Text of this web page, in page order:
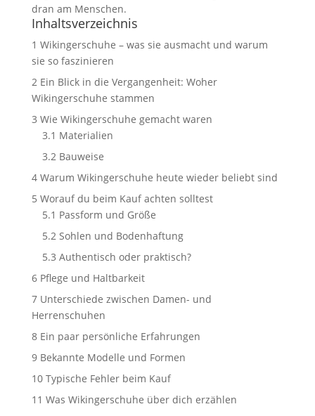
dran am Menschen.
Inhaltsverzeichnis
1 Wikingerschuhe – was sie ausmacht und warum
sie so faszinieren
2Ein Blick in die Vergangenheit: Woher
Wikingerschuhe stammen
3 Wie Wikingerschuhe gemacht waren
3.1 Materialien
3.2Bauweise
4Warum Wikingerschuhe heute wieder beliebt sind
5 Worauf du beim Kauf achten solltest
5.1 Passform und Größe
5.2Sohlen und Bodenhaftung
5.3 Authentisch oder praktisch?
6Pflege und Haltbarkeit
7Unterschiede zwischen Damen- und
Herrenschuhen
8Ein paar persönliche Erfahrungen
9Bekannte Modelle und Formen
10Typische Fehler beim Kauf
11 Was Wikingerschuhe über dich erzählen